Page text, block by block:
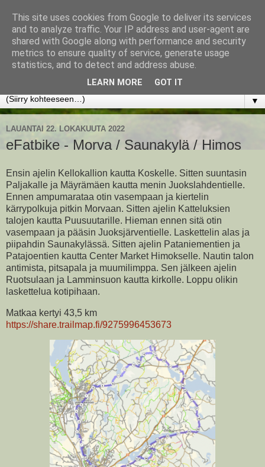
www.jyrkikokko.fi
Uusi Suunta - Jokainen hetki tarjoaa tilaisuuden muuttaa
▼
LAUANTAI 22. LOKAKUUTA 2022
eFatbike - Morva / Saunakylä / Himos
Ensin ajelin Kellokallion kautta Koskelle. Sitten suuntasin
Paljakalle ja Mäyrämäen kautta menin Juokslahdentielle.
Ennen ampumarataa otin vasempaan ja kiertelin
kärrypolkuja pitkin Morvaan. Sitten ajelin Katteluksien
talojen kautta Puusuutarille. Hieman ennen sitä otin
vasempaan ja pääsin Juoksjärventielle. Laskettelin alas ja
piipahdin Saunakylässä. Sitten ajelin Pataniementien ja
Patajoentien kautta Center Market Himokselle. Nautin talon
antimista, pitsapala ja muumilimppa. Sen jälkeen ajelin
Ruotsulaan ja Lamminsuon kautta kirkolle. Loppu olikin
laskettelua kotipihaan.
Matkaa kertyi 43,5 km
https://share.trailmap.fi/9275996453673
This site uses cookies from Google to deliver its services
and to analyze traffic. Your IP address and user-agent are
shared with Google along with performance and security
metrics to ensure quality of service, generate usage
statistics, and to detect and address abuse.
LEARN MORE GOT IT